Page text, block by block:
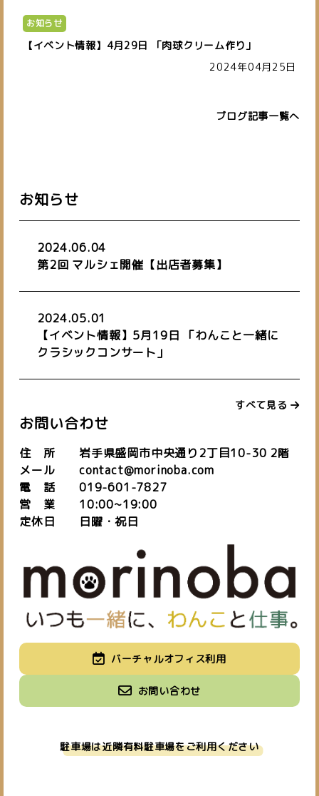
施設紹介
space
バーチャルオフィス
virtual office
blog
ご予約はこちら
TEL. 019-601-7827
[営業時間] 10:00~19:00
[定休日] 日・祝
お知らせ
【イベント情報】4月29日 「肉球クリーム作り」
2024年04月25日
ブログ記事一覧へ
お知らせ
2024.06.04
第2回 マルシェ開催【出店者募集】
2024.05.01
【イベント情報】5月19日 「わんこと一緒に
クラシックコンサート」
すべて見る
お問い合わせ
住 所 岩手県盛岡市中央通り2丁目10-30 2階
メール contact@morinoba.com
電 話 019-601-7827
営 業 10:00~19:00
定休日 日曜・祝日
バーチャルオフィス利用
お問い合わせ
駐車場は近隣有料駐車場をご利用ください